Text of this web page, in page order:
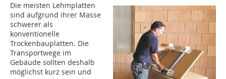
Die meisten Lehmplatten
sind aufgrund ihrer Masse
schwerer als
konventionelle
Trockenbauplatten. Die
Transportwege im
Gebäude sollten deshalb
möglichst kurz sein und